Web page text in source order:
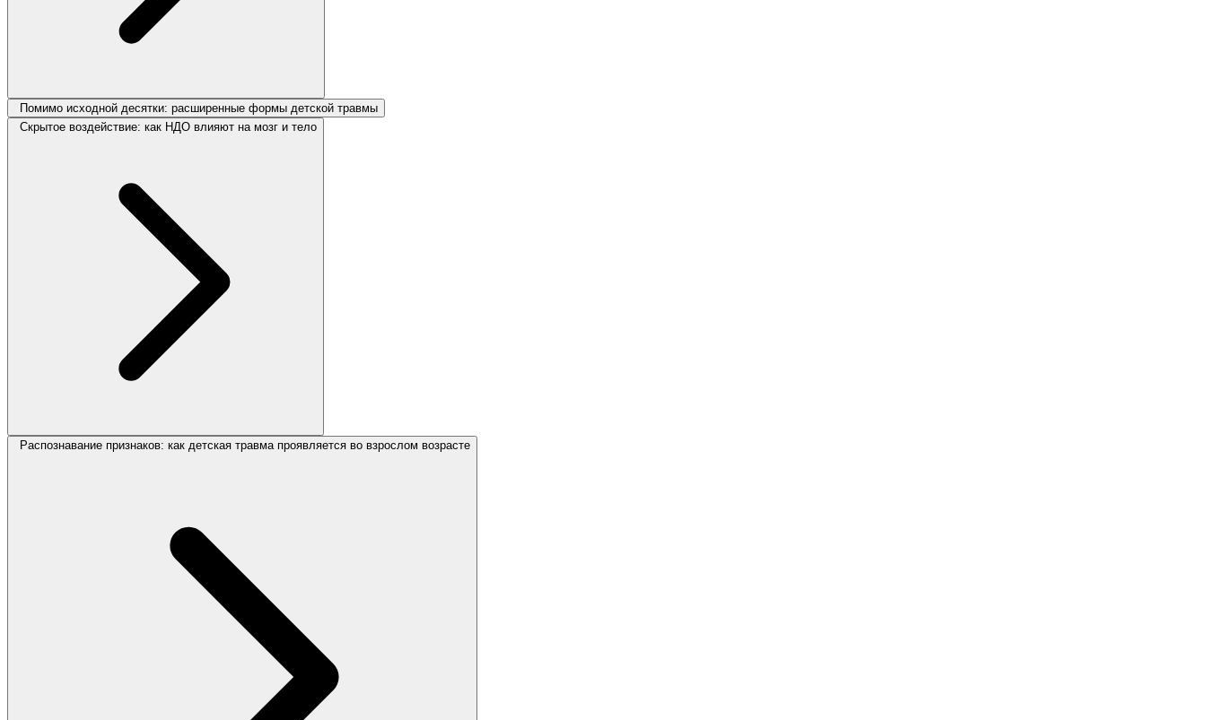
Помимо исходной десятки: расширенные формы детской травмы
Скрытое воздействие: как НДО влияют на мозг и тело
Распознавание признаков: как детская травма проявляется во взрослом возрасте